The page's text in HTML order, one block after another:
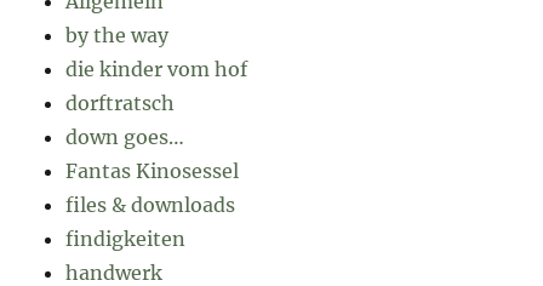
by the way
die kinder vom hof
dorftratsch
down goes…
Fantas Kinosessel
files & downloads
findigkeiten
handwerk